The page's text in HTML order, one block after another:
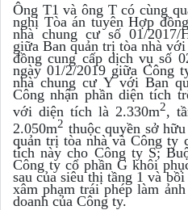
Ông T1 và ông T có cùng
nghị Tòa án tuyên Hợp
nhà chung cư số 01/
giữa Ban quản trị tòa nhà
đồng cung cấp dịch vụ số
ngày 01/2/2019 giữa Công
nhà chung cư Y với Ban
Công nhận phần diện tích
với diện tích là 2.330m2,
2.050m2 thuộc quyền sở
quản trị tòa nhà và Công ty
tích này cho Công ty S;
Công ty cổ phần G khôi
sau của siêu thị tầng 1 và
xâm phạm trái phép làm
doanh của Công ty.